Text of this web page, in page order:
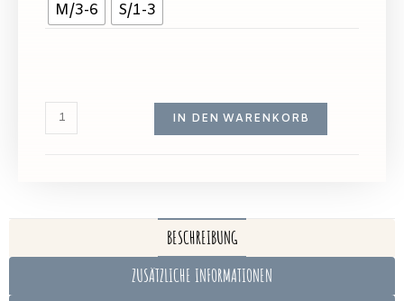
M/3-6
S/1-3
IN DEN WARENKORB
BESCHREIBUNG
ZUSÄTZLICHE INFORMATIONEN